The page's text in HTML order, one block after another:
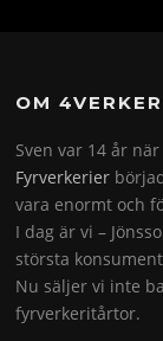
OM
Sven var 14 år
Fyrverkerier
vara enormt och
I dag är vi –
största
Nu säljer vi inte
fyrverkeritårtor.